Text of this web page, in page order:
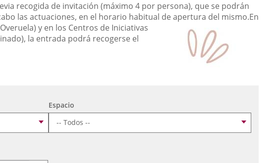
recogida de invitación (máximo 4 por persona), que se podrán
las actuaciones, en el horario habitual de apertura del mismo.En
y en los Centros de Iniciativas
la entrada podrá recogerse el
Espacio